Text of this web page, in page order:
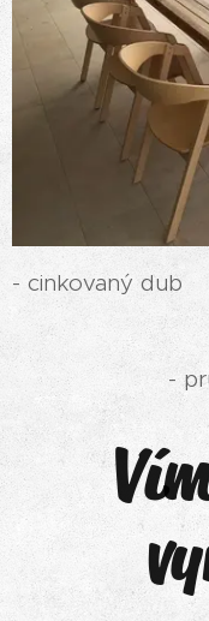
- cinkovaný dub
-